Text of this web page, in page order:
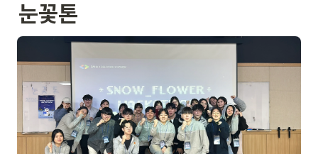
눈꽃톤